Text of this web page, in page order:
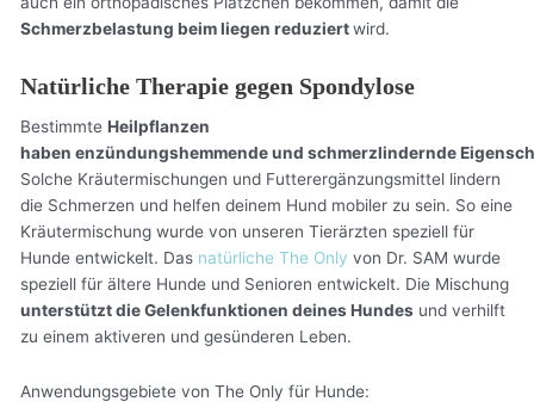
Schmerzbelastung beim liegen reduziertwird.
Natürliche Therapie gegen Spondylose
BestimmteHeilpflanzen
haben enzündungshemmende und schmerzlindernde
Solche Kräutermischungen und Futterergänzungsmittel lindern
die Schmerzen und helfen deinem Hund mobiler zu sein. So eine
Kräutermischung wurde von unseren Tierärzten speziell für
Hunde entwickelt. Das natürliche The Only von Dr. SAM wurde
speziell für ältere Hunde und Senioren entwickelt. Die Mischung
unterstützt die Gelenkfunktionen deines Hundes und verhilft
zu einem aktiveren und gesünderen Leben.
Anwendungsgebiete von The Only für Hunde: